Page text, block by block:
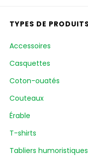
TYPES DE
Accessoires
Casquettes
Coton-ouatés
Couteaux
Érable
T-shirts
Tabliers humoristiques